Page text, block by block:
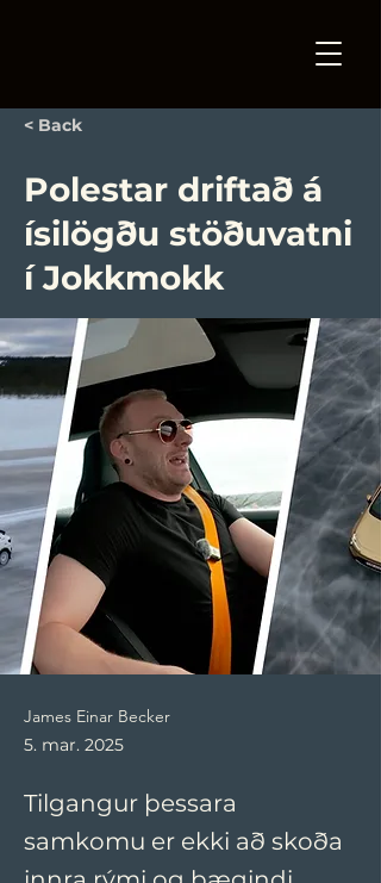
< Back
Polestar driftað á
ísi­lögðu stöðu­vatni
í Jokkmokk
James Einar Becker
5. mar. 2025
Tilgangur þessara
samkomu er ekki að skoða